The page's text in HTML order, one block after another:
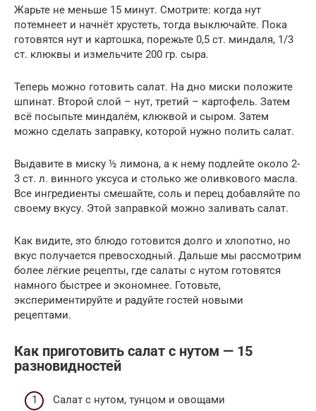
Жарьте не меньше 15 минут. Смотрите: когда нут
потемнеет и начнёт хрустеть, тогда выключайте. Пока
готовятся нут и картошка, порежьте 0,5 ст. миндаля, 1/3
ст. клюквы и измельчите 200 гр. сыра.
Теперь можно готовить салат. На дно миски положите
шпинат. Второй слой – нут, третий – картофель. Затем
всё посыпьте миндалём, клюквой и сыром. Затем
можно сделать заправку, которой нужно полить салат.
Выдавите в миску ½ лимона, а к нему подлейте около 2-
3 ст. л. винного уксуса и столько же оливкового масла.
Все ингредиенты смешайте, соль и перец добавляйте по
своему вкусу. Этой заправкой можно заливать салат.
Как видите, это блюдо готовится долго и хлопотно, но
вкус получается превосходный. Дальше мы рассмотрим
более лёгкие рецепты, где салаты с нутом готовятся
намного быстрее и экономнее. Готовьте,
экспериментируйте и радуйте гостей новыми
рецептами.
Как приготовить салат с нутом — 15
разновидностей
Салат с нутом, тунцом и овощами